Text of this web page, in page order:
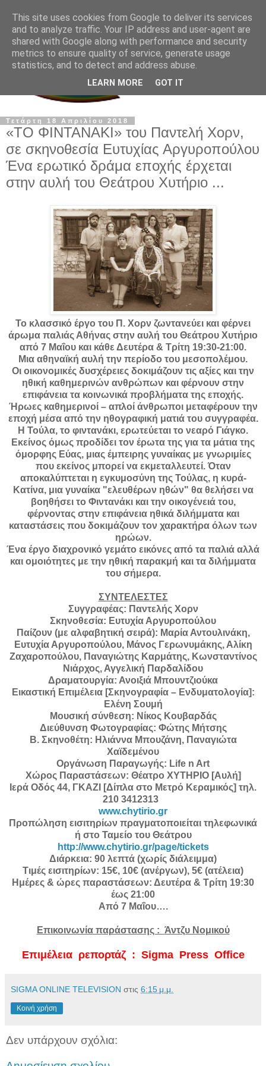
Τετάρτη 18 Απριλίου 2018
«ΤΟ ΦΙΝΤΑΝΑΚΙ» του Παντελή Χορν,
σε σκηνοθεσία Ευτυχίας Αργυροπούλου
Ένα ερωτικό δράμα εποχής έρχεται
στην αυλή του Θεάτρου Χυτήριο ...
Το κλασσικό έργο του Π. Χορν ζωντανεύει και φέρνει
άρωμα παλιάς Αθήνας στην αυλή του Θεάτρου Χυτήριο
από 7 Μαΐου και κάθε Δευτέρα & Τρίτη 19:30-21:00.
Μια αθηναϊκή αυλή την περίοδο του μεσοπολέμου.
Οι οικονομικές δυσχέρειες δοκιμάζουν τις αξίες και την
ηθική καθημερινών ανθρώπων και φέρνουν στην
επιφάνεια τα κοινωνικά προβλήματα της εποχής.
Ήρωες καθημερινοί – απλοί άνθρωποι μεταφέρουν την
εποχή μέσα από την ηθογραφική ματιά του συγγραφέα.
Η Τούλα, το φιντανάκι, ερωτεύεται το νεαρό Γιάγκο.
Εκείνος όμως προδίδει τον έρωτα της για τα μάτια της
όμορφης Εύας, μιας έμπειρης γυναίκας με γνωριμίες
που εκείνος μπορεί να εκμεταλλευτεί. Όταν
αποκαλύπτεται η εγκυμοσύνη της Τούλας, η κυρά-
Κατίνα, μια γυναίκα "ελευθέρων ηθών" θα θελήσει να
βοηθήσει το Φιντανάκι και την οικογένειά του,
φέρνοντας στην επιφάνεια ηθικά διλήμματα και
καταστάσεις που δοκιμάζουν τον χαρακτήρα όλων των
ηρώων.
Ένα έργο διαχρονικό γεμάτο εικόνες από τα παλιά αλλά
και ομοιότητες με την ηθική παρακμή και τα διλήμματα
του σήμερα.
ΣΥΝΤΕΛΕΣΤΕΣ
Συγγραφέας: Παντελής Χορν
Σκηνοθεσία: Ευτυχία Αργυροπούλου
Παίζουν (με αλφαβητική σειρά): Μαρία Αντουλινάκη,
Ευτυχία Αργυροπούλου, Μάνος Γερωνυμάκης, Αλίκη
Ζαχαροπούλου, Παναγιώτης Καρμάτης, Κωνσταντίνος
Νιάρχος, Αγγελική Παρδαλίδου
Δραματουργία: Ανοιξιά Μπουντζιούκα
Εικαστική Επιμέλεια [Σκηνογραφία – Ενδυματολογία]:
Ελένη Σουμή
Μουσική σύνθεση: Νίκος Κουβαρδάς
Διεύθυνση Φωτογραφίας: Φώτης Μήτσης
Β. Σκηνοθέτη: Ηλιάννα Μπουζάνη, Παναγιώτα
Χαϊδεμένου
Οργάνωση Παραγωγής: Life n Art
Χώρος Παραστάσεων: Θέατρο ΧΥΤΗΡΙΟ [Αυλή]
Ιερά Οδός 44, ΓΚΑΖΙ [Δίπλα στο Μετρό Κεραμικός] τηλ.
210 3412313
www.chytirio.gr
Προπώληση εισιτηρίων πραγματοποιείται τηλεφωνικά
ή στο Ταμείο του Θεάτρου
http://www.chytirio.gr/page/tickets
Διάρκεια: 90 λεπτά (χωρίς διάλειμμα)
Τιμές εισιτηρίων: 15€, 10€ (ανέργων), 5€ (ατέλεια)
Ημέρες & ώρες παραστάσεων: Δευτέρα & Τρίτη 19:30
έως 21:00
Από 7 Μαΐου….
Επικοινωνία παράστασης : Άντζυ Νομικού
Επιμέλεια ρεπορτάζ : Sigma Press Office
SIGMA ONLINE TELEVISION στις 6:15 μ.μ.
Κοινή χρήση
Δεν υπάρχουν σχόλια:
This site uses cookies from Google to deliver its services
and to analyze traffic. Your IP address and user-agent are
shared with Google along with performance and security
metrics to ensure quality of service, generate usage
statistics, and to detect and address abuse.
LEARN MORE GOT IT